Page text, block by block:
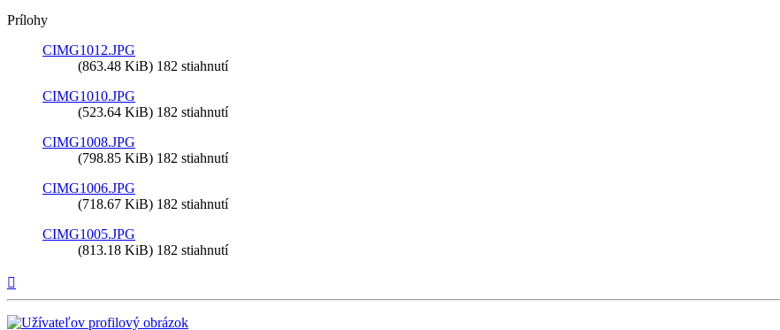
Prílohy
CIMG1012.JPG
(863.48 KiB) 182 stiahnutí
CIMG1010.JPG
(523.64 KiB) 182 stiahnutí
CIMG1008.JPG
(798.85 KiB) 182 stiahnutí
CIMG1006.JPG
(718.67 KiB) 182 stiahnutí
CIMG1005.JPG
(813.18 KiB) 182 stiahnutí